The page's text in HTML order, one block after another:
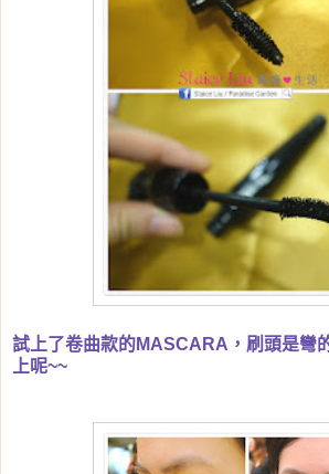
試上了卷曲款的MASCARA，刷頭是彎
上呢~~